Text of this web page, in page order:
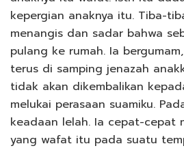
kepergian anaknya itu. Tiba-
menangis dan sadar bahwa
pulang ke rumah. Ia
terus di samping jenazah
tidak akan dikembalikan
melukai perasaan suamiku.
keadaan lelah. Ia cepat-cepat
yang wafat itu pada suatu